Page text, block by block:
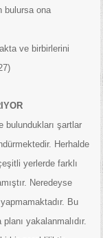
bulursa ona
ve birbirlerini
bulundukları şartlar
Herhalde
yerlerde farklı
Neredeyse
Bu
yakalanmalıdır.